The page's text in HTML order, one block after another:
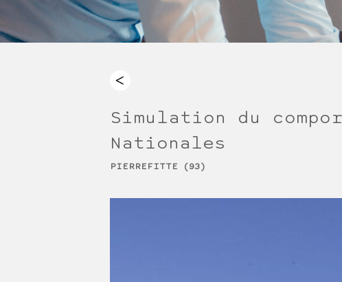
Simulation du
Nationales
PIERREFITTE (93)